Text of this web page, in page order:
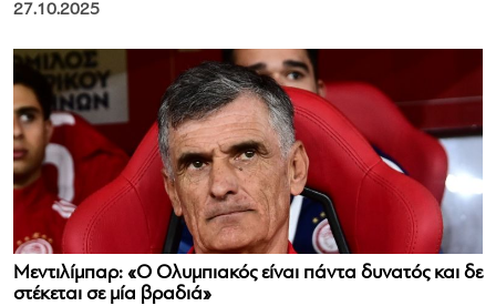
27.10.2025
Μεντιλίμπαρ: «Ο Ολυμπιακός είναι πάντα δυνατός και δε
στέκεται σε μία βραδιά»